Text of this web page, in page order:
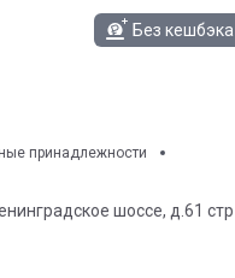
Без кешбэка
принадлежности
шоссе, д.61 стр